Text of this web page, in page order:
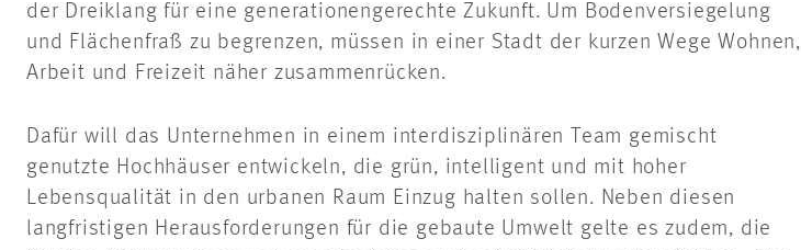
der Dreiklang für eine generationengerechte Zukunft. Um Bodenversiegelung
und Flächenfraß zu begrenzen, müssen in einer Stadt der kurzen Wege Wohnen,
Arbeit und Freizeit näher zusammenrücken.
Dafür will das Unternehmen in einem interdisziplinären Team gemischt
genutzte Hochhäuser entwickeln, die grün, intelligent und mit hoher
Lebensqualität in den urbanen Raum Einzug halten sollen. Neben diesen
langfristigen Herausforderungen für die gebaute Umwelt gelte es zudem, die